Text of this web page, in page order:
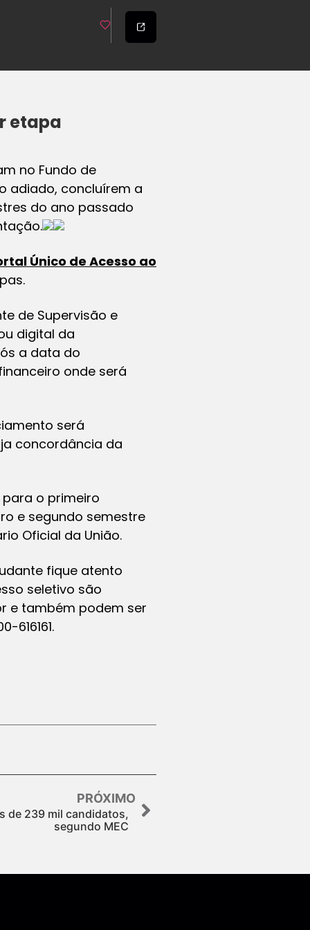
etapa
no Fundo de
adiado, concluírem a
do ano passado
Único de Acesso ao
de Supervisão e
digital da
a data do
onde será
será
concordância da
o primeiro
e segundo semestre
Oficial da União.
fique atento
seletivo são
e também podem ser
616161.
PRÓXIMO
de 239 mil candidatos,
segundo MEC